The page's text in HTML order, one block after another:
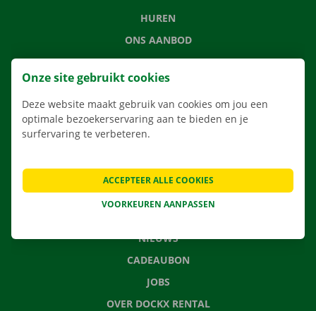
HUREN
ONS AANBOD
ONZE DIENSTEN
LOCATIES
APP
VERHUISOPLOSSINGEN
CONTACTEER ONS
NIEUWS
CADEAUBON
JOBS
OVER DOCKX RENTAL
Onze site gebruikt cookies
Deze website maakt gebruik van cookies om jou een
optimale bezoekerservaring aan te bieden en je
surfervaring te verbeteren.
VOORKEUREN AANPASSEN
ACCEPTEER ALLE COOKIES